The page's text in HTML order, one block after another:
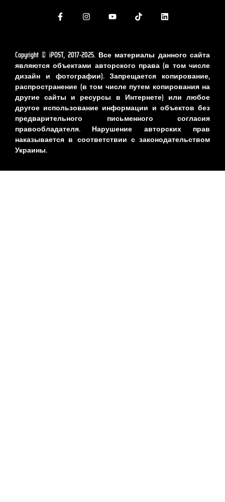
Copyright © iPOST, 2017-2025. Все материалы данного сайта
являются объектами авторского права (в том числе
дизайн и фотографии). Запрещается копирование,
распространение (в том числе путем копирования на
другие сайты и ресурсы в Интернете) или любое
другое использование информации и объектов без
предварительного письменного согласия
правообладателя. Нарушение авторских прав
наказывается в соответствии с законодательством
Украины.